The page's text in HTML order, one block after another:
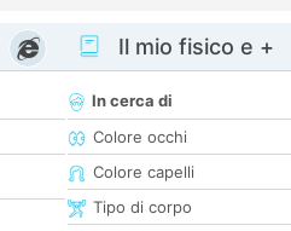
Il mio fisico e +
In cerca di
Colore occhi
Colore capelli
Tipo di corpo